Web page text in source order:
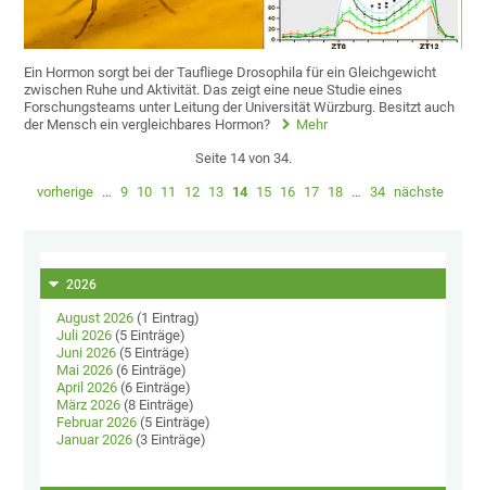
Ein Hormon sorgt bei der Taufliege Drosophila für ein Gleichgewicht
zwischen Ruhe und Aktivität. Das zeigt eine neue Studie eines
Forschungsteams unter Leitung der Universität Würzburg. Besitzt auch
der Mensch ein vergleichbares Hormon?
Mehr
Seite 14 von 34.
vorherige … 9 10 11 12 13 14 15 16 17 18 … 34 nächste
2026
August 2026 (1 Eintrag)
Juli 2026 (5 Einträge)
Juni 2026 (5 Einträge)
Mai 2026 (6 Einträge)
April 2026 (6 Einträge)
März 2026 (8 Einträge)
Februar 2026 (5 Einträge)
Januar 2026 (3 Einträge)